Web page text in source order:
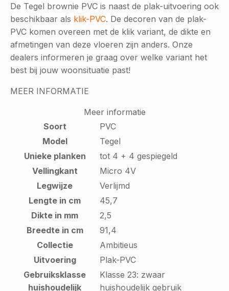
De Tegel brownie PVC is naast de plak-uitvoering ook
beschikbaar als klik-PVC. De decoren van de plak-
PVC komen overeen met de klik variant, de dikte en
afmetingen van deze vloeren zijn anders. Onze
dealers informeren je graag over welke variant het
best bij jouw woonsituatie past!
MEER INFORMATIE
Meer informatie
Soort
PVC
Model
Tegel
Unieke planken
tot 4 + 4 gespiegeld
Vellingkant
Micro 4V
Legwijze
Verlijmd
Lengte in cm
45,7
Dikte in mm
2,5
Breedte in cm
91,4
Collectie
Ambitieus
Uitvoering
Plak-PVC
Gebruiksklasse
huishoudelijk
Klasse 23: zwaar
huishoudelijk gebruik